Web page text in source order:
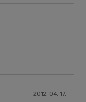
2012. 04. 17.